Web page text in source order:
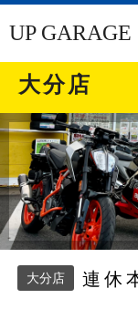
UP GARAGE
大分店
大分店 連休